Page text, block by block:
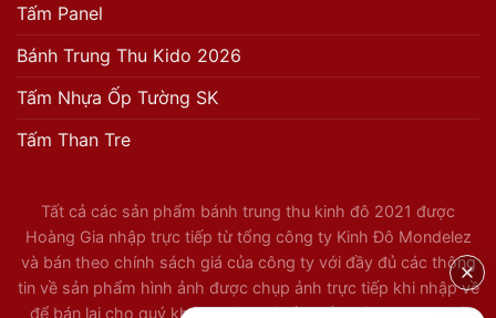
Tấm Panel
Bánh Trung Thu Kido 2026
Tấm Nhựa Ốp Tường SK
Tấm Than Tre
Tất cả các sản phẩm bánh trung thu kinh đô 2021 được
Hoàng Gia nhập trực tiếp từ tổng công ty Kinh Đô Mondelez
và bán theo chính sách giá của công ty với đầy đủ các thông
tin về sản phẩm hình ảnh được chụp ảnh trực tiếp khi nhập về
để bán lại cho quý khách hàng và đầy đủ hoát đơn VAT. Vì